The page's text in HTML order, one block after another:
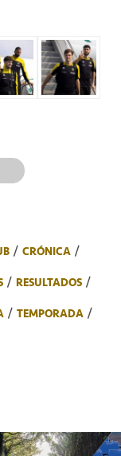
CRÓNICA
RESULTADOS
TEMPORADA